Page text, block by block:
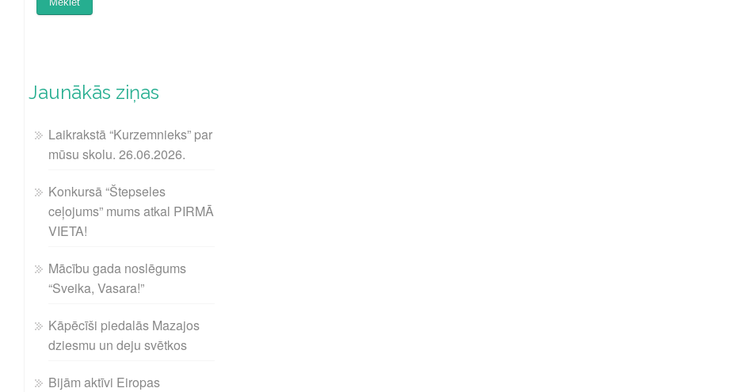
Jaunākās ziņas
Laikrakstā “Kurzemnieks” par
mūsu skolu. 26.06.2026.
Konkursā “Štepseles
ceļojums” mums atkal PIRMĀ
VIETA!
Mācību gada noslēgums
“Sveika, Vasara!”
Kāpēcīši piedalās Mazajos
dziesmu un deju svētkos
Bijām aktīvi Eiropas